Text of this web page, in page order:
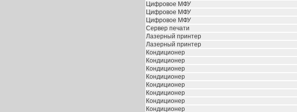
Цифровое МФУ
Цифровое МФУ
Цифровое МФУ
Сервер печати
Лазерный принтер
Лазерный принтер
Кондиционер
Кондиционер
Кондиционер
Кондиционер
Кондиционер
Кондиционер
Кондиционер
Кондиционер